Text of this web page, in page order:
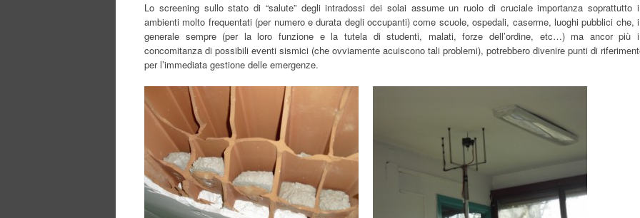
Lo screening sullo stato di “salute” degli intradossi dei solai assume un ruolo di cruciale importanza soprattutto
ambienti molto frequentati (per numero e durata degli occupanti) come scuole, ospedali, caserme, luoghi pubblici che,
generale sempre (per la loro funzione e la tutela di studenti, malati, forze dell’ordine, etc…) ma ancor più
concomitanza di possibili eventi sismici (che ovviamente acuiscono tali problemi), potrebbero divenire punti di
per l’immediata gestione delle emergenze.